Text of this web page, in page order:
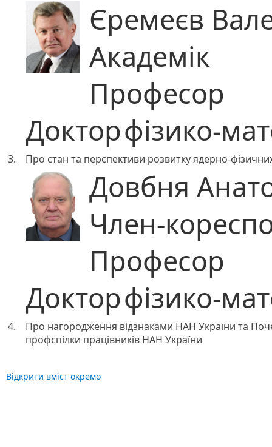
Єремеєв
Академік
Професор
Докторфізико-
3. Про стан та перспективи розвитку ядерно-
Довбня
Член-
Професор
Докторфізико-
4.
Про нагородження відзнаками НАН України та
профспілки працівників НАН України
Відкрити вміст окремо